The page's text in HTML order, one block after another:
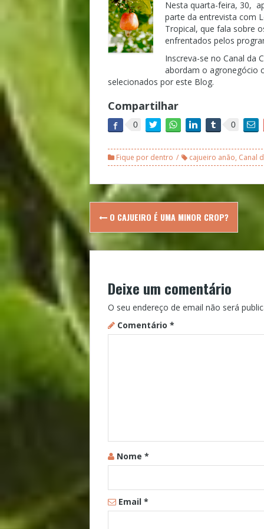
Nesta quarta-feira, 30,
parte da entrevista com
Tropical, que fala sobre
enfrentados pelos
Inscreva-se no Canal da
abordam o agronegócio
selecionados por este Blog.
Compartilhar
0 0
Fique por dentro cajueiro anão, Canal
Post
navigation
O CAJUEIRO É UMA MINOR CROP?
Deixe um comentário
O seu endereço de email não será
Comentário *
Nome *
Email *